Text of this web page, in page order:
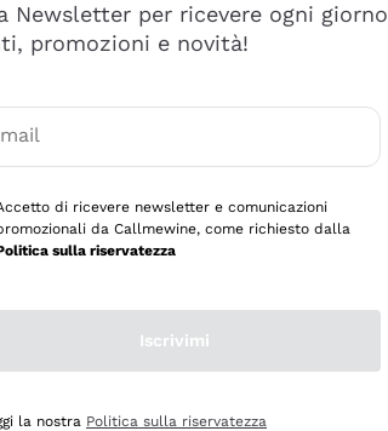
Newsletter per ricevere ogni giorno
promozioni e novità!
di ricevere newsletter e comunicazioni
da Callmewine, come richiesto dalla
sulla riservatezza
Iscrivimi
la nostra Politica sulla riservatezza